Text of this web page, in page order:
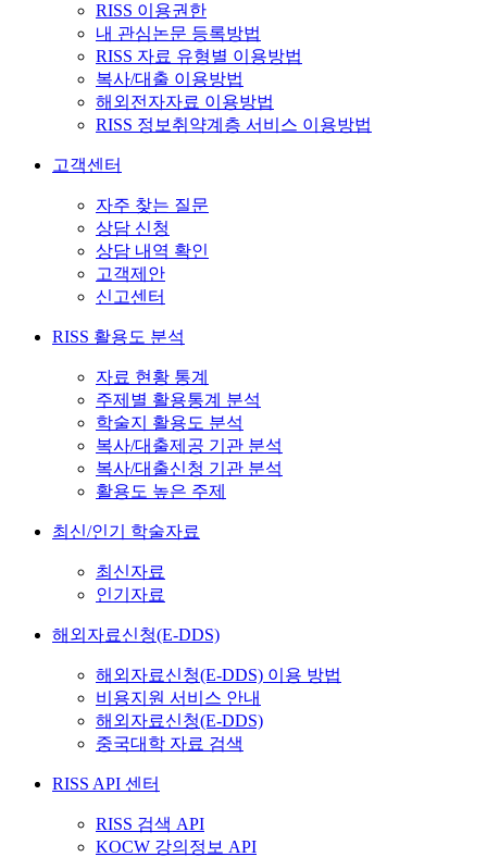
RISS 이용권한
내 관심논문 등록방법
RISS 자료 유형별 이용방법
복사/대출 이용방법
해외전자자료 이용방법
RISS 정보취약계층 서비스 이용방법
고객센터
자주 찾는 질문
상담 신청
상담 내역 확인
고객제안
신고센터
RISS 활용도 분석
자료 현황 통계
주제별 활용통계 분석
학술지 활용도 분석
복사/대출제공 기관 분석
복사/대출신청 기관 분석
활용도 높은 주제
최신/인기 학술자료
최신자료
인기자료
해외자료신청(E-DDS)
해외자료신청(E-DDS) 이용 방법
비용지원 서비스 안내
해외자료신청(E-DDS)
중국대학 자료 검색
RISS API 센터
RISS 검색 API
KOCW 강의정보 API